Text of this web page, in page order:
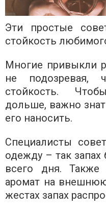
Эти простые
стойкость
Многие привыкли
не подозревая,
стойкость.
дольше, важно
его наносить.
Специалисты
одежду – так запах
всего дня. Также
аромат на
жестах запах